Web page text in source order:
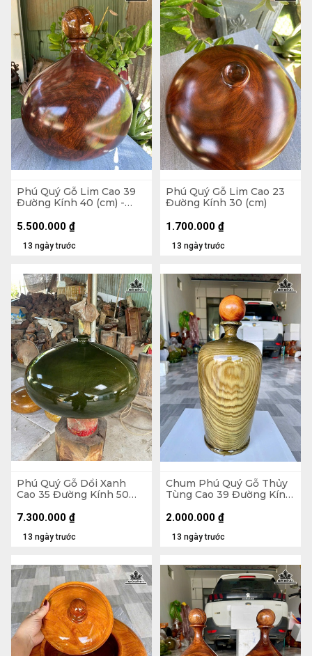
Phú Quý Gỗ Lim Cao 39
Đường Kính 40 (cm) -
13 ngày trước
5.500.000 ₫
Phú Quý Gỗ Lim Cao 23
Đường Kính 30 (cm)
13 ngày trước
1.700.000 ₫
Phú Quý Gỗ Dổi Xanh
Cao 35 Đường Kính 50
13 ngày trước
7.300.000 ₫
Chum Phú Quý Gỗ Thủy
Tùng Cao 39 Đường Kính
13 ngày trước
2.000.000 ₫